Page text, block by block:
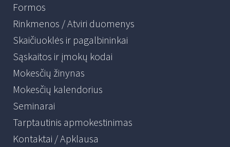
Formos
Rinkmenos / Atviri duomenys
Skaičiuoklės ir pagalbininkai
Sąskaitos ir įmokų kodai
Mokesčių žinynas
Mokesčių kalendorius
Seminarai
Tarptautinis apmokestinimas
Kontaktai / Apklausa